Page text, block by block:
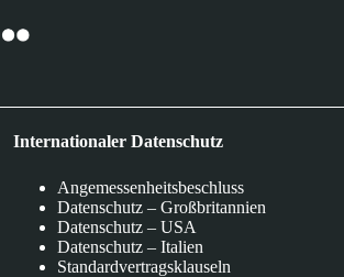
Internationaler Datenschutz
Angemessenheitsbeschluss
Datenschutz – Großbritannien
Datenschutz – USA
Datenschutz – Italien
Standardvertragsklauseln